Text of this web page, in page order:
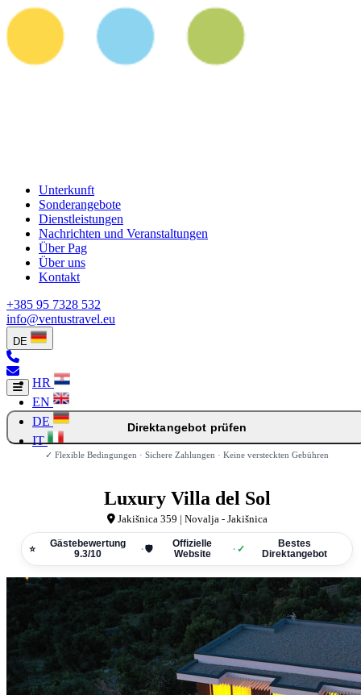
Unterkunft
Sonderangebote
Dienstleistungen
Nachrichten und Veranstaltungen
Über Pag
Über uns
Kontakt
+385 95 7328 532
info@ventustravel.eu
DE
HR
EN
DE
IT
Direktangebot prüfen
✓ Flexible Bedingungen · Sichere Zahlungen · Keine versteckten Gebühren
Luxury Villa del Sol
Jakišnica 359 | Novalja - Jakišnica
⭐
Gästebewertung
9.3/10
·🛡
Offizielle
Website
· ✓
Bestes
Direktangebot